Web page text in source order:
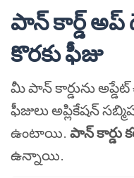
పాన్ కార్డ్ అప్
కొరకు ఫీజు
మీ పాన్ కార్డును
ఫీజులు అప్లికేషన్
ఉంటాయి. పాన్ కార్డు
ఉన్నాయి.